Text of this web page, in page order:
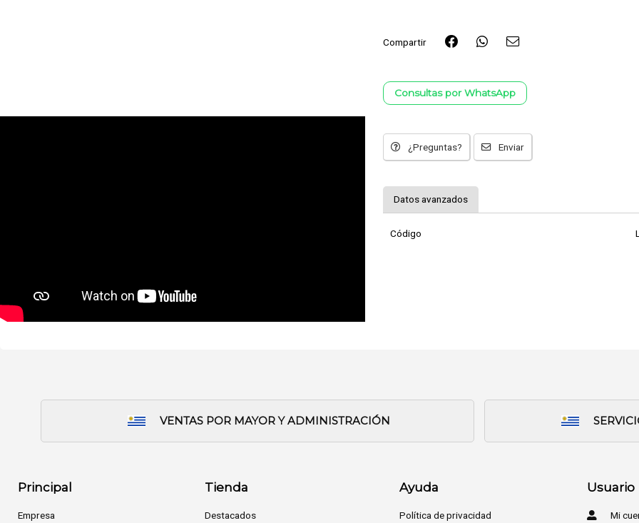
Compartir
Consultas por WhatsApp
¿Preguntas? Enviar
Datos avanzados
Código
VENTAS POR MAYOR Y ADMINISTRACIÓN
Principal
Empresa
Tienda
Destacados
Ayuda
Política de privacidad
Usuario
Mi